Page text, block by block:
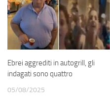
Ebrei aggrediti in autogrill, gli
indagati sono quattro
05/08/2025